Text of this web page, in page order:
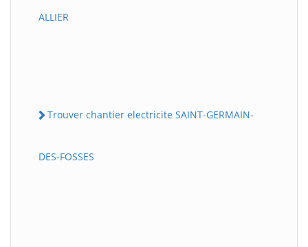
ALLIER
Trouver chantier electricite SAINT-GERMAIN-
DES-FOSSES